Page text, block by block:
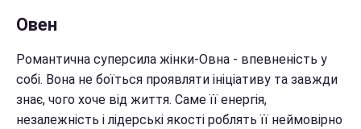
Овен
Романтична суперсила жінки-Овна - впевненість у
собі. Вона не боїться проявляти ініціативу та завжди
знає, чого хоче від життя. Саме її енергія,
незалежність і лідерські якості роблять її неймовірно